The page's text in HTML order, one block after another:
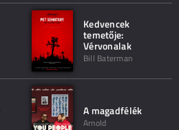
Kedvencek
temetője:
Vérvonalak
Bill Baterman
A magadfélék
Arnold